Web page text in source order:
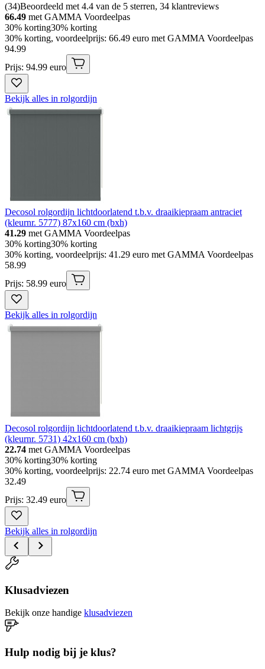
(34)Beoordeeld met 4.4 van de 5 sterren, 34 klantreviews
66.49 met GAMMA Voordeelpas
30% korting30% korting
30% korting, voordeelprijs: 66.49 euro met GAMMA Voordeelpas
94.99
Prijs: 94.99 euro
Bekijk alles in rolgordijn
Decosol rolgordijn lichtdoorlatend t.b.v. draaikiepraam antraciet
(kleurnr. 5777) 87x160 cm (bxh)
41.29 met GAMMA Voordeelpas
30% korting30% korting
30% korting, voordeelprijs: 41.29 euro met GAMMA Voordeelpas
58.99
Prijs: 58.99 euro
Bekijk alles in rolgordijn
Decosol rolgordijn lichtdoorlatend t.b.v. draaikiepraam lichtgrijs
(kleurnr. 5731) 42x160 cm (bxh)
22.74 met GAMMA Voordeelpas
30% korting30% korting
30% korting, voordeelprijs: 22.74 euro met GAMMA Voordeelpas
32.49
Prijs: 32.49 euro
Bekijk alles in rolgordijn
Klusadviezen
Bekijk onze handige klusadviezen
Hulp nodig bij je klus?